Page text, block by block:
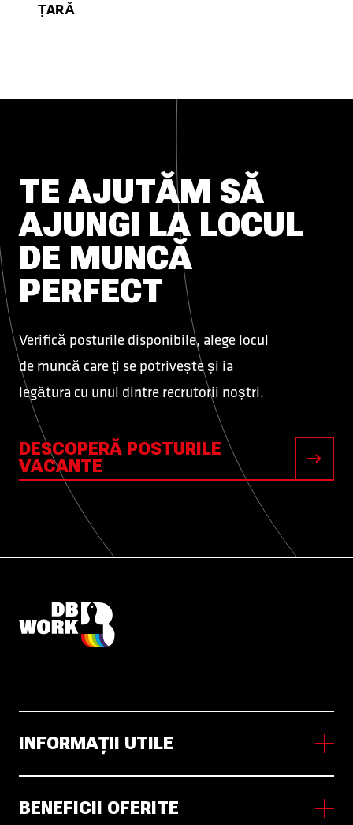
ȚARĂ
TE AJUTĂM SĂ
AJUNGI LA LOCUL
DE MUNCĂ
PERFECT
Verifică posturile disponibile, alege locul
de muncă care ți se potrivește și ia
legătura cu unul dintre recrutorii noștri.
DESCOPERĂ POSTURILE
VACANTE
INFORMAȚII UTILE
Despre DB Work
Munca în Olanda
BENEFICII OFERITE